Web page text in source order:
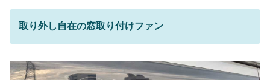
取り外し自在の窓取り付けファン